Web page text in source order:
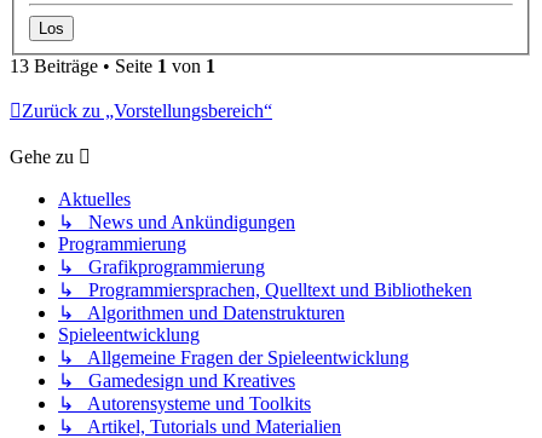
13 Beiträge • Seite 1 von 1
Zurück zu „Vorstellungsbereich“
Gehe zu
Aktuelles
↳ News und Ankündigungen
Programmierung
↳ Grafikprogrammierung
↳ Programmiersprachen, Quelltext und Bibliotheken
↳ Algorithmen und Datenstrukturen
Spieleentwicklung
↳ Allgemeine Fragen der Spieleentwicklung
↳ Gamedesign und Kreatives
↳ Autorensysteme und Toolkits
↳ Artikel, Tutorials und Materialien